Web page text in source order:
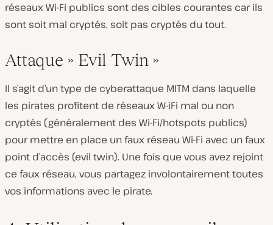
réseaux Wi-Fi publics sont des cibles courantes car ils
sont soit mal cryptés, soit pas cryptés du tout.
Attaque » Evil Twin »
Il s’agit d’un type de cyberattaque MITM dans laquelle
les pirates profitent de réseaux W-iFi mal ou non
cryptés (généralement des Wi-Fi/hotspots publics)
pour mettre en place un faux réseau Wi-Fi avec un faux
point d’accès (evil twin). Une fois que vous avez rejoint
ce faux réseau, vous partagez involontairement toutes
vos informations avec le pirate.